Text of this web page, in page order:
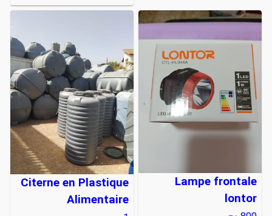
Lampe frontale
lontor
Citerne en Plastique
Alimentaire